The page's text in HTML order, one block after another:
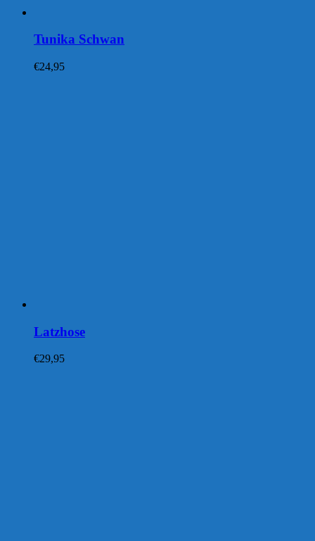
Tunika Schwan
€24,95
Latzhose
€29,95